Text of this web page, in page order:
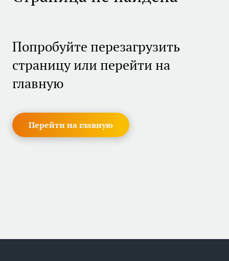
Попробуйте перезагрузить
страницу или перейти на
главную
Перейти на главную